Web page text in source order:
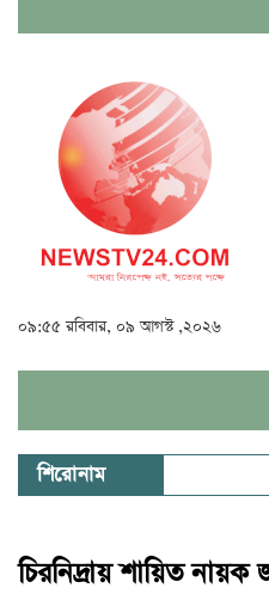
০৯:৫৫ রবিবার, ০৯ আগস্ট ,২০২৬
শিরোনাম
চিরনিদ্রায় শায়িত নায়ক